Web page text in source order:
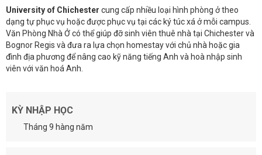
University of Chichester cung cấp nhiều loại hình phòng ở theo
dạng tự phục vụ hoặc được phục vụ tại các ký túc xá ở mỗi campus.
Văn Phòng Nhà Ở có thể giúp đỡ sinh viên thuê nhà tại Chichester và
Bognor Regis và đưa ra lựa chọn homestay với chủ nhà hoặc gia
đình địa phương để nâng cao kỹ năng tiếng Anh và hoà nhập sinh
viên với văn hoá Anh.
KỲ NHẬP HỌC
Tháng 9 hàng năm